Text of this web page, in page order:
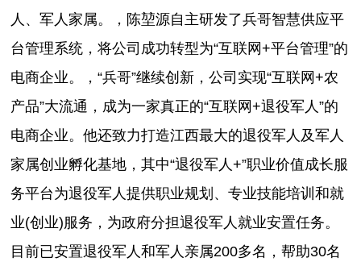
人、军人家属。，陈堃源自主研发了兵哥智慧供应平
台管理系统，将公司成功转型为“互联网+平台管理”的
电商企业。，“兵哥”继续创新，公司实现“互联网+农
产品”大流通，成为一家真正的“互联网+退役军人”的
电商企业。他还致力打造江西最大的退役军人及军人
家属创业孵化基地，其中“退役军人+”职业价值成长服
务平台为退役军人提供职业规划、专业技能培训和就
业(创业)服务，为政府分担退役军人就业安置任务。
目前已安置退役军人和军人亲属200多名，帮助30名